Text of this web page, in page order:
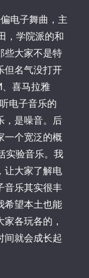
电子舞曲，主
，学院派的和
些大家不是特
但名气没打开
喜马拉雅
电子音乐的
，是噪音。后
一个宽泛的概
实验音乐。我
让大家了解电
音乐其实很丰
希望本土也能
各玩各的，
间就会成长起